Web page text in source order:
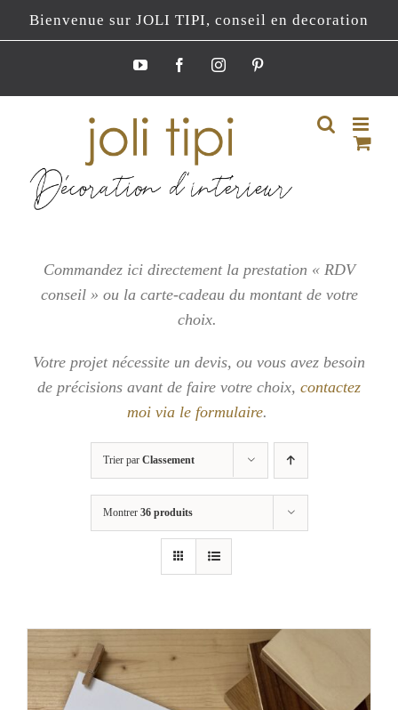
Passer
au
Bienvenue sur JOLI TIPI, conseil en decoration
YouTubeFacebookInstagramPinterest
Commandez ici directement la prestation « RDV
conseil » ou la carte-cadeau du montant de votre
choix.
Votre projet nécessite un devis, ou vous avez besoin
de précisions avant de faire votre choix, contactez
moi via le formulaire.
Trier par Classement
Montrer 36 produits